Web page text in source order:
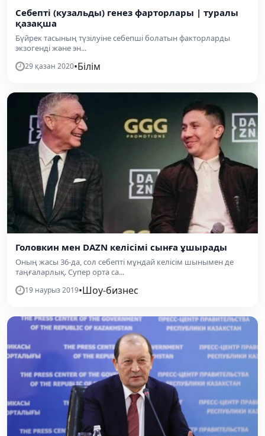
Себепті (кузальды) генез фарторлары | туралы
қазақша
Бүйрек тасының түзілуіне себепші болатын факторларды
экзогенді және эн...
29 қазан 2020•Білім
Головкин мен DAZN келісімі сынға ұшырады
Оның жасы 36-да, сол себепті мұндай келісім шынымен де
таңғаларлық. Супер орта са...
19 наурыз 2019•Шоу-бизнес